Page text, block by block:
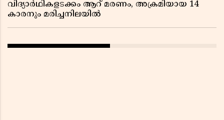
വിദ്യാർഥികളടക്കം ആറ് മരണം, അക്രമിയായ 14
കാരനും മരിച്ചനിലയിൽ